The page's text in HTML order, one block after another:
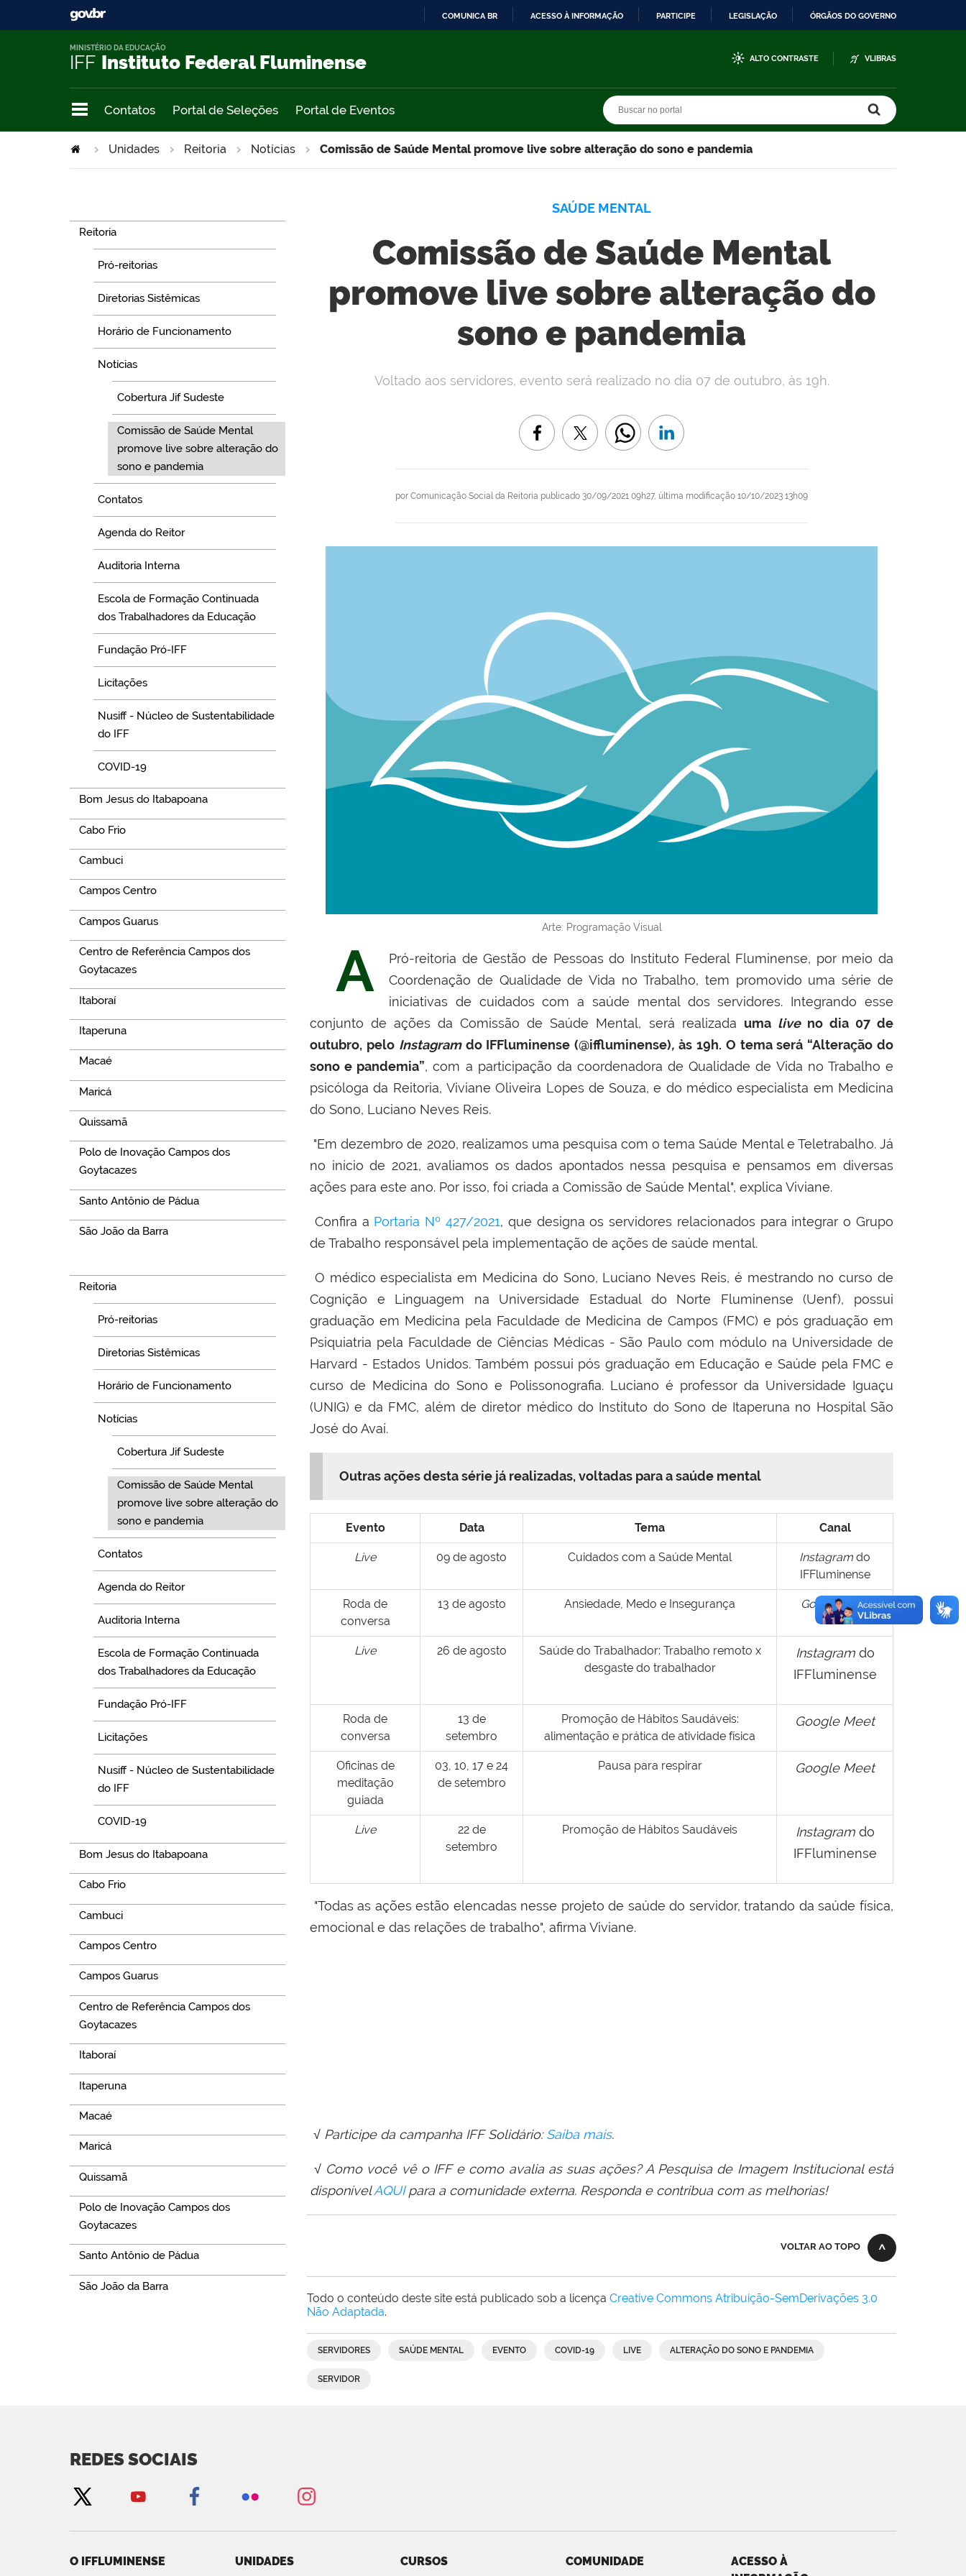
COMUNICA BR ACESSO À INFORMAÇÃO PARTICIPE LEGISLAÇÃO ÓRGÃOS DO GOVERNO
IFF Instituto Federal Fluminense
MINISTÉRIO DA EDUCAÇÃO
ALTO CONTRASTE VLIBRAS
Contatos Portal de Seleções Portal de Eventos
Unidades Reitoria Notícias Comissão de Saúde Mental promove live sobre alteração do sono e pandemia
Reitoria
Pró-reitorias
Diretorias Sistêmicas
Horário de Funcionamento
Notícias
Cobertura Jif Sudeste
Comissão de Saúde Mental
promove live sobre alteração do
sono e pandemia
Contatos
Agenda do Reitor
Auditoria Interna
Escola de Formação Continuada
dos Trabalhadores da Educação
Fundação Pró-IFF
Licitações
Nusiff - Núcleo de Sustentabilidade
do IFF
COVID-19
Bom Jesus do Itabapoana
Cabo Frio
Cambuci
Campos Centro
Campos Guarus
Centro de Referência Campos dos
Goytacazes
Itaboraí
Itaperuna
Macaé
Maricá
Quissamã
Polo de Inovação Campos dos
Goytacazes
Santo Antônio de Pádua
São João da Barra
Reitoria
Pró-reitorias
Diretorias Sistêmicas
Horário de Funcionamento
Notícias
Cobertura Jif Sudeste
Comissão de Saúde Mental
promove live sobre alteração do
sono e pandemia
Contatos
Agenda do Reitor
Auditoria Interna
Escola de Formação Continuada
dos Trabalhadores da Educação
Fundação Pró-IFF
Licitações
Nusiff - Núcleo de Sustentabilidade
do IFF
COVID-19
Bom Jesus do Itabapoana
Cabo Frio
Cambuci
Campos Centro
Campos Guarus
Centro de Referência Campos dos
Goytacazes
Itaboraí
Itaperuna
Macaé
Maricá
Quissamã
Polo de Inovação Campos dos
Goytacazes
Santo Antônio de Pádua
São João da Barra
SAÚDE MENTAL
Comissão de Saúde Mental
promove live sobre alteração do
sono e pandemia
por Comunicação Social da Reitoria publicado 30/09/2021 09h27, última modificação 10/10/2023 13h09
Voltado aos servidores, evento será realizado no dia 07 de outubro, às 19h.
Arte: Programação Visual
A
Pró-reitoria de Gestão de Pessoas do Instituto Federal Fluminense, por meio da
Coordenação de Qualidade de Vida no Trabalho, tem promovido uma série de
iniciativas de cuidados com a saúde mental dos servidores. Integrando esse
conjunto de ações da Comissão de Saúde Mental, será realizada uma liveno dia 07 de
outubro, pelo Instagramdo IFFluminense (@iffluminense),às 19h. O tema será “Alteração do
sono e pandemia”,com a participação da coordenadora de Qualidade de Vida no Trabalho e
psicóloga da Reitoria, Viviane Oliveira Lopes de Souza, e do médico especialista em Medicina
do Sono, Luciano Neves Reis.
"Em dezembro de 2020, realizamos uma pesquisa com o tema Saúde Mental e Teletrabalho. Já
no início de 2021, avaliamos os dados apontados nessa pesquisa e pensamos em diversas
ações para este ano. Por isso, foi criada a Comissão de Saúde Mental", explica Viviane.
Confira a Portaria Nº 427/2021, que designa os servidores relacionados para integrar o Grupo
de Trabalho responsável pela implementação de ações de saúde mental.
O médico especialista em Medicina do Sono, Luciano Neves Reis, é mestrando no curso de
Cognição e Linguagem na Universidade Estadual do Norte Fluminense (Uenf), possui
graduação em Medicina pela Faculdade de Medicina de Campos (FMC) e pós graduação em
Psiquiatria pela Faculdade de Ciências Médicas - São Paulo com módulo na Universidade de
Harvard - Estados Unidos. Também possui pós graduação em Educação e Saúde pela FMC e
curso de Medicina do Sono e Polissonografia. Luciano é professor da Universidade Iguaçu
(UNIG) e da FMC, além de diretor médico do Instituto do Sono de Itaperuna no Hospital São
José do Avaí.
Outras ações desta série já realizadas, voltadas para a saúde mental
Evento Data Tema Canal
Live 09 de agosto Cuidados com a Saúde Mental Instagram do
IFFluminense
Roda de
conversa
13 de agosto Ansiedade, Medo e Insegurança Google Meet
Live 26 de agosto
Saúde do Trabalhador: Trabalho remoto x
desgaste do trabalhador
Instagramdo
IFFluminense
Roda de
conversa
13 de
setembro
Promoção de Hábitos Saudáveis:
alimentação e prática de atividade física
Google Meet
Oficinas de
meditação
guiada
03, 10, 17 e 24
de setembro
Pausa para respirar Google Meet
Live
22 de
setembro
Promoção de Hábitos Saudáveis Instagramdo
IFFluminense
"Todas as ações estão elencadas nesse projeto de saúde do servidor, tratando da saúde física,
emocional e das relações de trabalho", afirma Viviane.
√ Participe da campanha IFF Solidário:Saiba mais.
√ Como você vê o IFF e como avalia as suas ações? A Pesquisa de Imagem Institucional está
disponívelAQUIpara a comunidade externa. Responda e contribua com as melhorias!
VOLTAR AO TOPO
Todo o conteúdo deste site está publicado sob a licença Creative Commons Atribuição-SemDerivações 3.0
Não Adaptada.
SERVIDORES SAÚDE MENTAL EVENTO COVID-19 LIVE ALTERAÇÃO DO SONO E PANDEMIA
SERVIDOR
REDES SOCIAIS
O IFFLUMINENSE UNIDADES CURSOS COMUNIDADE
ACESSO À